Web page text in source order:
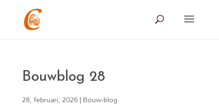
Bouwblog 28
28, februari, 2026|Bouw-blog